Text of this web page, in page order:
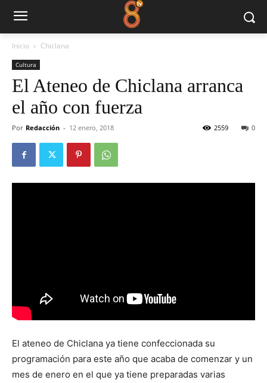
Inicio Chiclana
Cultura
El Ateneo de Chiclana arranca
el año con fuerza
Por Redacción - 12 enero, 2018 0
2559
El ateneo de Chiclana ya tiene confeccionada su
programación para este año que acaba de comenzar y un
mes de enero en el que ya tiene preparadas varias